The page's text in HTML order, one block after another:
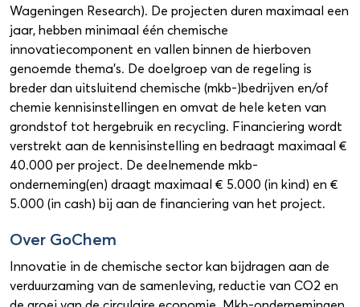
Wageningen Research). De projecten duren maximaal een
jaar, hebben minimaal één chemische
innovatiecomponent en vallen binnen de hierboven
genoemde thema’s. De doelgroep van de regeling is
breder dan uitsluitend chemische (mkb-)bedrijven en/of
chemie kennisinstellingen en omvat de hele keten van
grondstof tot hergebruik en recycling. Financiering wordt
verstrekt aan de kennisinstelling en bedraagt maximaal €
40.000 per project. De deelnemende mkb-
onderneming(en) draagt maximaal € 5.000 (in kind) en €
5.000 (in cash) bij aan de financiering van het project.
Over GoChem
Innovatie in de chemische sector kan bijdragen aan de
verduurzaming van de samenleving, reductie van CO2 en